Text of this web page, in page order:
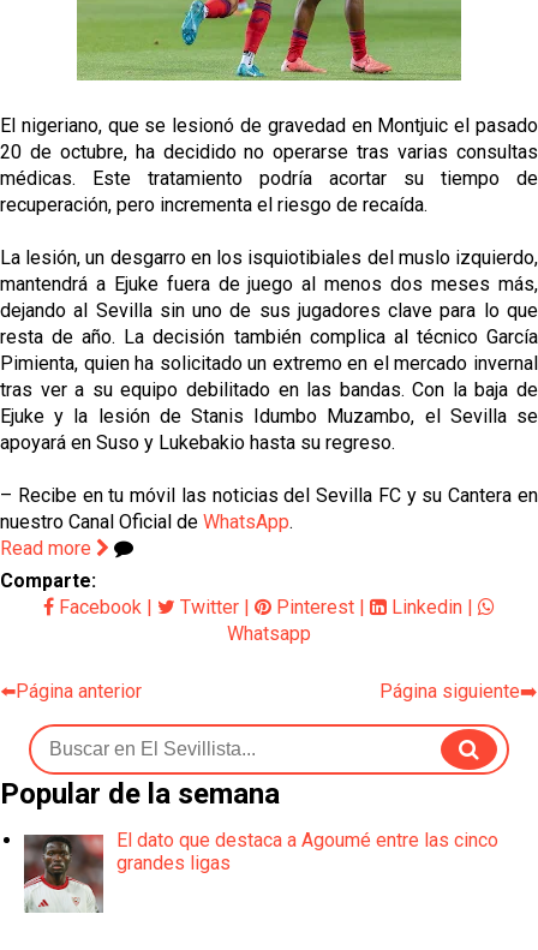
tiene nuevo portero y el Getafe mueve ficha... Las
últimas novedades del mercado de La Liga
Vargas y Sow se incorporan al grupo en la sesión
Patrick Mercado no jugará en el Sevilla FC
situación de Iker Luque
Nico Guillén:"Es importante que el equipo sea una
familia y se refleje en el campo"
El nigeriano, que se lesionó de gravedad en Montjuic el pasado
20 de octubre, ha decidido no operarse tras varias consultas
médicas. Este tratamiento podría acortar su tiempo de
recuperación, pero incrementa el riesgo de recaída.
La lesión, un desgarro en los isquiotibiales del muslo izquierdo,
mantendrá a Ejuke fuera de juego al menos dos meses más,
dejando al Sevilla sin uno de sus jugadores clave para lo que
resta de año. La decisión también complica al técnico García
Pimienta, quien ha solicitado un extremo en el mercado invernal
tras ver a su equipo debilitado en las bandas. Con la baja de
Ejuke y la lesión de Stanis Idumbo Muzambo, el Sevilla se
apoyará en Suso y Lukebakio hasta su regreso.
– Recibe en tu móvil las noticias del Sevilla FC y su Cantera en
nuestro Canal Oficial de WhatsApp.
Read more
Comparte:
Facebook
Twitter Pinterest Linkedin
Whatsapp
⬅️Página anterior Página siguiente➡️
Popular de la semana
El dato que destaca a Agoumé entre las cinco
grandes ligas